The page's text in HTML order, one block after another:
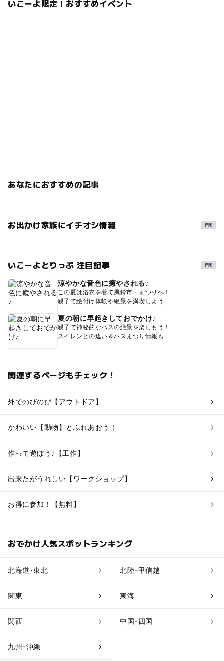
いこーよ限定！おすすめイベント
あなたにおすすめの記事
お出かけ家族にイチオシ情報
いこーよとりっぷ 注目記事
涼やかな音色に癒やされる♪
この夏は浴衣を着て風鈴市・まつりへ！
親子で絵付け体験や絶景を満喫しよう
夏の朝に早起きしておでかけ♪
親子で神秘的なハスの絶景を楽しもう！
スイレンとの違い＆ハスまつり情報も
関連するページもチェック！
外でのびのび【アウトドア】
かわいい【動物】とふれあおう！
作って遊ぼう♪【工作】
出来たがうれしい【ワークショップ】
お得に参加！【無料】
おでかけ人気スポットランキング
北海道･東北 北陸･甲信越
関東 東海
関西 中国･四国
九州･沖縄